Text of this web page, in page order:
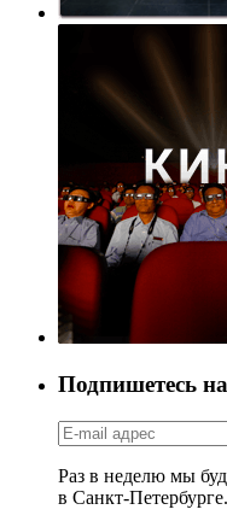
Подпишетесь
Раз в неделю мы
в Санкт-Петербурге.